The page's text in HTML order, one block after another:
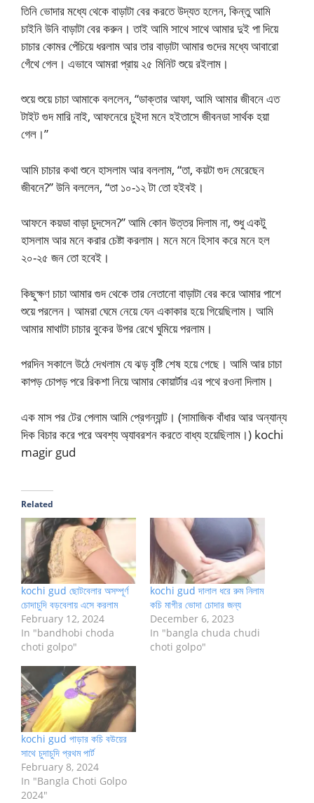
তিনি ভোদার মধ্যে থেকে বাড়াটা বের করতে উদ্যত হলেন, কিন্তু আমি
চাইনি উনি বাড়াটা বের করুন। তাই আমি সাথে সাথে আমার দুই পা দিয়ে
চাচার কোমর পেঁচিয়ে ধরলাম আর তার বাড়াটা আমার গুদের মধ্যে আবারো
গেঁথে গেল। এভাবে আমরা প্রায় ২৫ মিনিট শুয়ে রইলাম।
শুয়ে শুয়ে চাচা আমাকে বললেন, “ডাক্তার আফা, আমি আমার জীবনে এত
টাইট গুদ মারি নাই, আফনেরে চুইদা মনে হইতাসে জীবনডা সার্থক হয়া
গেল।”
আমি চাচার কথা শুনে হাসলাম আর বললাম, “তা, কয়টা গুদ মেরেছেন
জীবনে?” উনি বললেন, “তা ১০-১২ টা তো হইবই।
আফনে কয়ডা বাড়া চুদসেন?” আমি কোন উত্তর দিলাম না, শুধু একটু
হাসলাম আর মনে করার চেষ্টা করলাম। মনে মনে হিসাব করে মনে হল
২০-২৫ জন তো হবেই।
কিছুক্ষণ চাচা আমার গুদ থেকে তার নেতানো বাড়াটা বের করে আমার পাশে
শুয়ে পরলেন। আমরা ঘেমে নেয়ে যেন একাকার হয়ে গিয়েছিলাম। আমি
আমার মাথাটা চাচার বুকের উপর রেখে ঘুমিয়ে পরলাম।
পরদিন সকালে উঠে দেখলাম যে ঝড় বৃষ্টি শেষ হয়ে গেছে। আমি আর চাচা
কাপড় চোপড় পরে রিকশা নিয়ে আমার কোয়ার্টার এর পথে রওনা দিলাম।
এক মাস পর টের পেলাম আমি প্রেগন্যান্ট। (সামাজিক বাঁধার আর অন্যান্য
দিক বিচার করে পরে অবশ্য অ্যাবরশন করতে বাধ্য হয়েছিলাম।) kochi
magir gud
Related
kochi gud ছোটবেলার অসম্পূর্ণ
চোদাচুদি বড়বেলায় এসে করলাম
February 12, 2024
In "bandhobi choda
choti golpo"
kochi gud দালাল ধরে রুম নিলাম
কচি মাগীর ভোদা চোদার জন্য
December 6, 2023
In "bangla chuda chudi
choti golpo"
kochi gud পাড়ার কচি বউয়ের
সাথে চুদাচুদি প্রথম পার্ট
February 8, 2024
In "Bangla Choti Golpo
2024"